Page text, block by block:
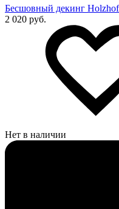
Бесшовный декинг Holzhof
2 020 руб.
Нет в наличии